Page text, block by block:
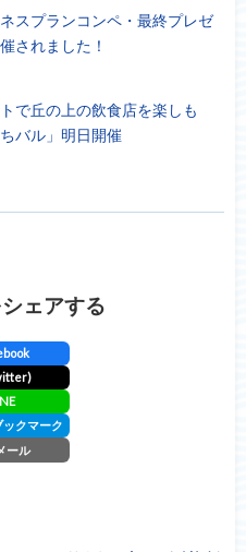
スプランコンペ・最終プレゼ
されました！
で丘の上の飲食店を楽しも
バル」明日開催
ェアする
クマーク
ール